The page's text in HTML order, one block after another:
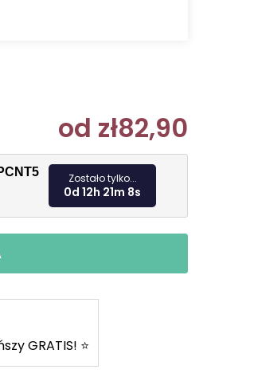
od zł82,90
Cena
Zostało tylko...
0d 12h 21m 7s
GRATIS! ⭐